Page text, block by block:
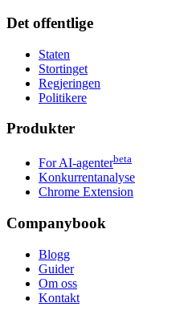
Det offentlige
Staten
Stortinget
Regjeringen
Politikere
Produkter
For AI-agenterbeta
Konkurrentanalyse
Chrome Extension
Companybook
Blogg
Guider
Om oss
Kontakt